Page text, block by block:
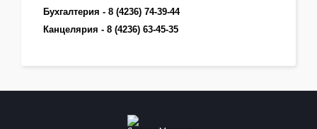
Бухгалтерия - 8 (4236) 74-39-44
Канцелярия - 8 (4236) 63-45-35